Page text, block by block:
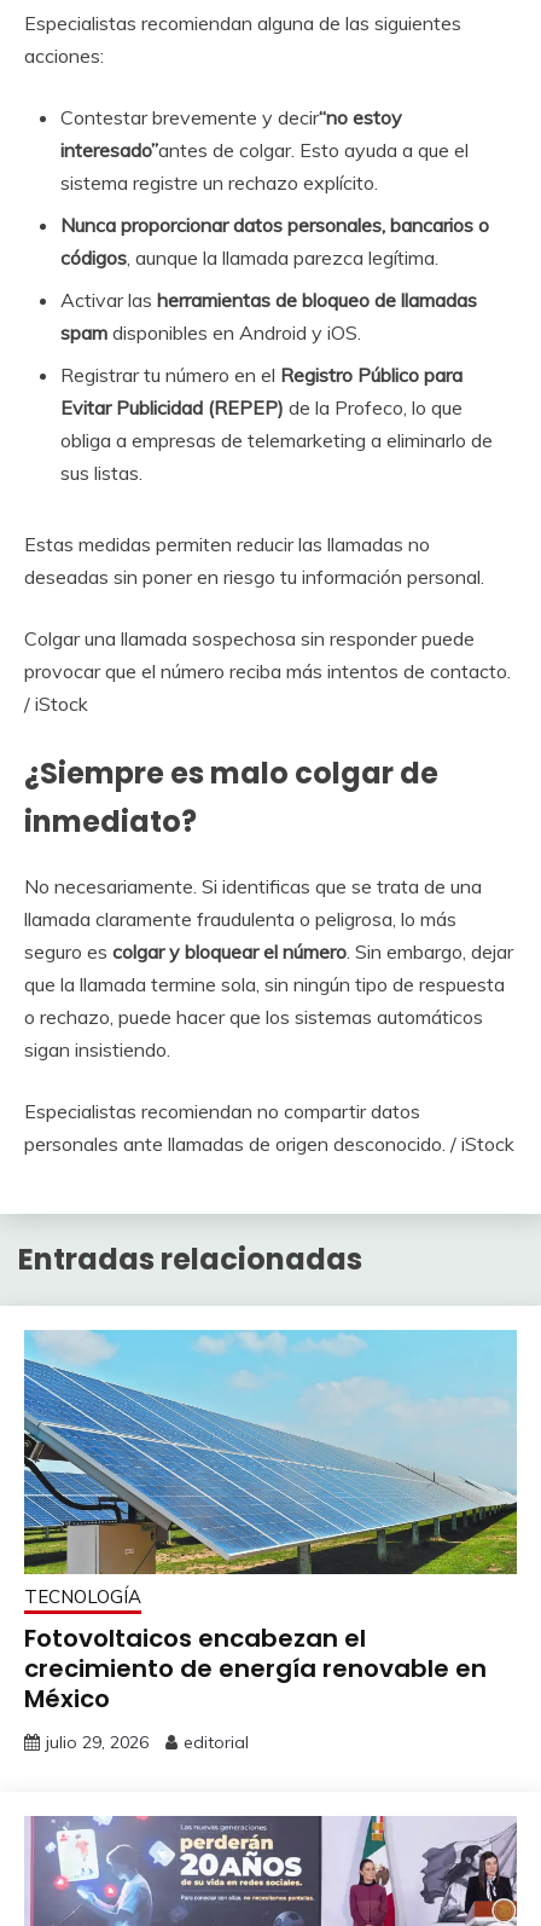
Especialistas recomiendan alguna de las siguientes
acciones:
Contestar brevemente y decir“no estoy
interesado”antes de colgar. Esto ayuda a que el
sistema registre un rechazo explícito.
Nunca proporcionar datos personales, bancarios o
códigos , aunque la llamada parezca legítima.
Activar las herramientas de bloqueo de llamadas
spam disponibles en Android y iOS.
Registrar tu número en el Registro Público para
Evitar Publicidad (REPEP) de la Profeco, lo que
obliga a empresas de telemarketing a eliminarlo de
sus listas.
Estas medidas permiten reducir las llamadas no
deseadas sin poner en riesgo tu información personal.
Colgar una llamada sospechosa sin responder puede
provocar que el número reciba más intentos de contacto.
/ iStock
¿Siempre es malo colgar de
inmediato?
No necesariamente. Si identificas que se trata de una
llamada claramente fraudulenta o peligrosa, lo más
seguro es colgar y bloquear el número . Sin embargo, dejar
que la llamada termine sola, sin ningún tipo de respuesta
o rechazo, puede hacer que los sistemas automáticos
sigan insistiendo.
Especialistas recomiendan no compartir datos
personales ante llamadas de origen desconocido. / iStock
Entradas relacionadas
TECNOLOGÍA
Fotovoltaicos encabezan el
crecimiento de energía renovable en
México
julio 29, 2026 editorial